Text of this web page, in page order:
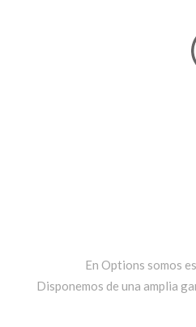
En Options somos
Disponemos de una amplia